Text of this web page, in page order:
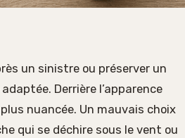
un sinistre ou préserver un
Derrière l’apparence
nuancée. Un mauvais choix
qui se déchire sous le vent ou